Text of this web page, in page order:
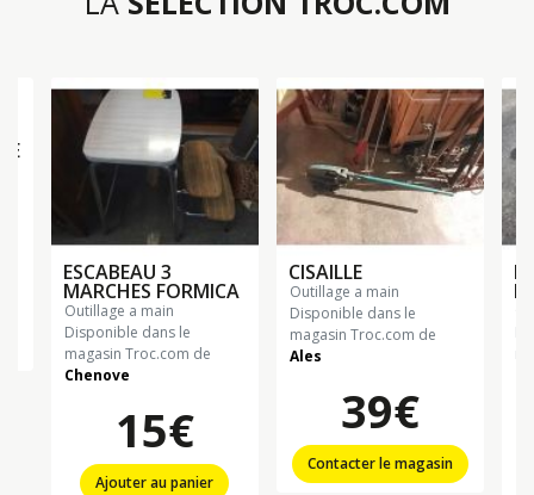
ESCABEAU 3
MARCHES FORMICA
outillage a main
Disponible dans le
magasin Troc.com de
Chenove
15€
Ajouter au panier
CISAILLE
outillage a main
Disponible dans le
magasin Troc.com de
Ales
39€
Contacter le magasin